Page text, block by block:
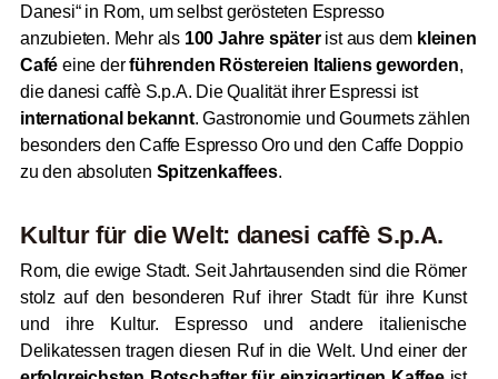
Danesi“ in Rom, um selbst gerösteten Espresso
anzubieten. Mehr als 100 Jahre späterist aus dem kleinen
Café eine derführenden Röstereien Italiens geworden,
die danesi caffè S.p.A. Die Qualität ihrer Espressi ist
international bekannt. Gastronomie und Gourmets zählen
besonders den Caffe Espresso Oro und den Caffe Doppio
zu den absoluten Spitzenkaffees.
Kultur für die Welt: danesi caffè S.p.A.
Rom, die ewige Stadt. Seit Jahrtausenden sind die Römer
stolz auf den besonderen Ruf ihrer Stadt für ihre Kunst
und ihre Kultur. Espresso und andere italienische
Delikatessen tragen diesen Ruf in die Welt. Und einer der